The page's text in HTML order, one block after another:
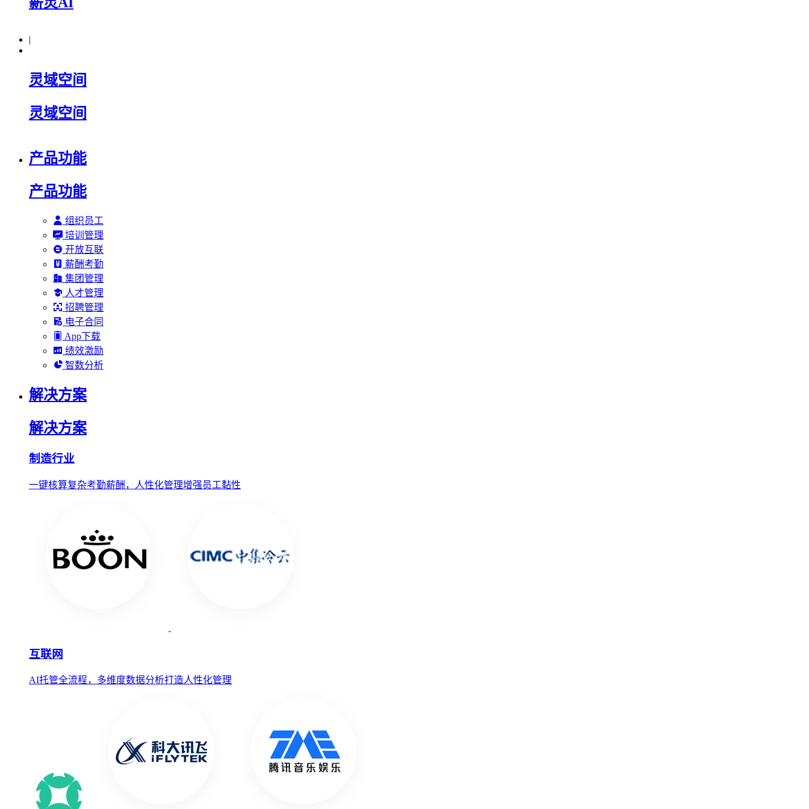
|
灵域空间
灵域空间
产品功能
产品功能
组织员工
培训管理
开放互联
薪酬考勤
集团管理
人才管理
招聘管理
电子合同
App下载
绩效激励
智数分析
解决方案
解决方案
制造行业
一键核算复杂考勤薪酬，人性化管理增强员工黏性
互联网
AI托管全流程，多维度数据分析打造人性化管理